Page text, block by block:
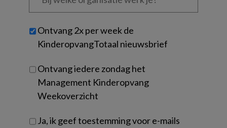
je?
Untitled
Ontvang 2x per week de
KinderopvangTotaal nieuwsbrief
Ontvang iedere zondag het
Management Kinderopvang
Weekoverzicht
Ja, ik geef toestemming voor e-mails